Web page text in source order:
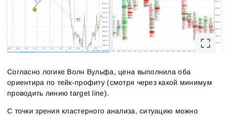
Согласно логике Волн Вульфа, цена выполнила оба
ориентира по тейк-профиту (смотря через какой минимум
проводить линию target line).
С точки зрения кластерного анализа, ситуацию можно